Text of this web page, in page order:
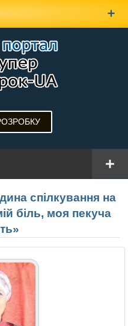
спілкування на
біль, моя пекуча